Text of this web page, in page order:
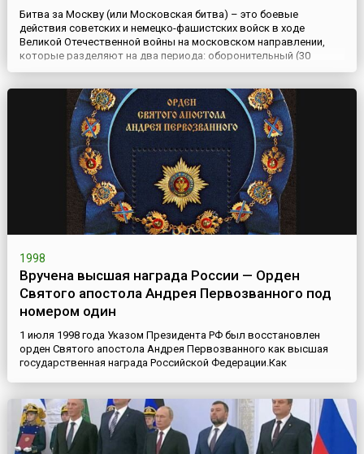
Битва за Москву (или Московская битва) – это боевые
действия советских и немецко-фашистских войск в ходе
Великой Отечественной войны на московском направлении,
которые разделяют на два периода: оборонительный (30
сентября – 4 декабря 1941) и наступательный (5 декабря 1941 –
операция «Тайфун».Главной стратегической целью для немецко-
фашистск...
1998
Вручена высшая награда России — Орден
Святого апостола Андрея Первозванного под
номером один
1 июля 1998 года Указом Президента РФ был восстановлен
орден Святого апостола Андрея Первозванного как высшая
государственная награда Российской Федерации.Как
другие граждане Российской Федерации за исключительные
заслуги, способствующие процветанию, величию и славе
России». За выдающиеся з...